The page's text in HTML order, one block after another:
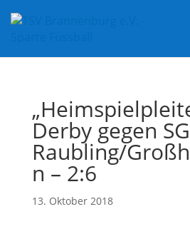
Derby gegen SG
Raubling/
n – 2:6
13. Oktober 2018